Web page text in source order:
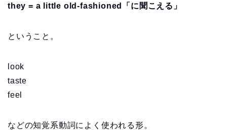
they = a little old-fashioned「に聞こえる」
ということ。
look
taste
feel
などの知覚系動詞によく使われる形。